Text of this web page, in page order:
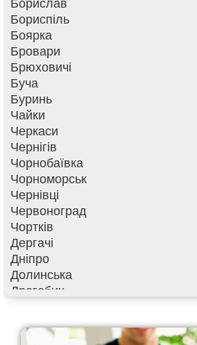
Бориспіль
Боярка
Бровари
Брюховичі
Буча
Буринь
Чайки
Черкаси
Чернігів
Чорнобаївка
Чорноморськ
Чернівці
Червоноград
Чортків
Дергачі
Дніпро
Долинська
Дрогобич
Фонтанка